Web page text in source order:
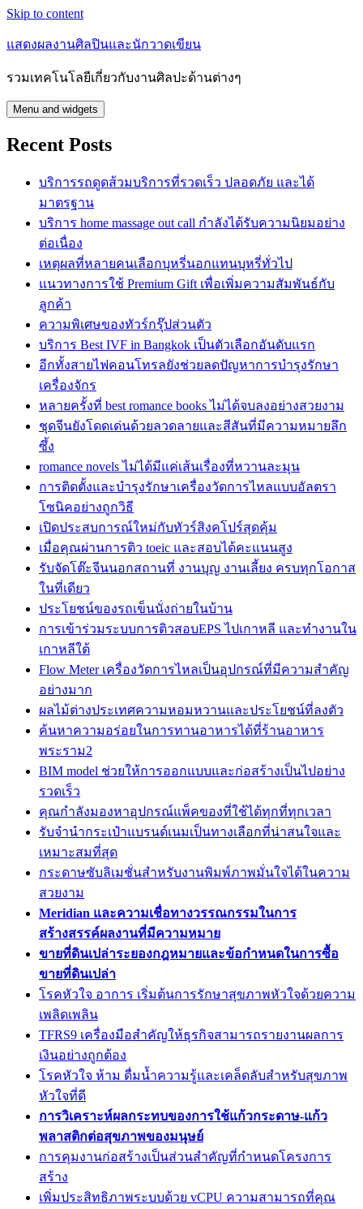
Skip to content
แสดงผลงานศิลปินและนักวาดเขียน
รวมเทคโนโลยีเกี่ยวกับงานศิลปะด้านต่างๆ
Menu and widgets
Recent Posts
บริการรถดูดส้วมบริการที่รวดเร็ว ปลอดภัย และได้
มาตรฐาน
บริการ home massage out call กำลังได้รับความนิยมอย่าง
ต่อเนื่อง
เหตุผลที่หลายคนเลือกบุหรี่นอกแทนบุหรี่ทั่วไป
แนวทางการใช้ Premium Gift เพื่อเพิ่มความสัมพันธ์กับ
ลูกค้า
ความพิเศษของทัวร์กรุ๊ปส่วนตัว
บริการ Best IVF in Bangkok เป็นตัวเลือกอันดับแรก
อีกทั้งสายไฟคอนโทรลยังช่วยลดปัญหาการบำรุงรักษา
เครื่องจักร
หลายครั้งที่ best romance books ไม่ได้จบลงอย่างสวยงาม
ชุดจีนยังโดดเด่นด้วยลวดลายและสีสันที่มีความหมายลึก
ซึ้ง
romance novels ไม่ได้มีแค่เส้นเรื่องที่หวานละมุน
การติดตั้งและบำรุงรักษาเครื่องวัดการไหลแบบอัลตรา
โซนิคอย่างถูกวิธี
เปิดประสบการณ์ใหม่กับทัวร์สิงคโปร์สุดคุ้ม
เมื่อคุณผ่านการติว toeic และสอบได้คะแนนสูง
รับจัดโต๊ะจีนนอกสถานที่ งานบุญ งานเลี้ยง ครบทุกโอกาส
ในที่เดียว
ประโยชน์ของรถเข็นนั่งถ่ายในบ้าน
การเข้าร่วมระบบการติวสอบEPS ไปเกาหลี และทำงานใน
เกาหลีใต้
Flow Meter เครื่องวัดการไหลเป็นอุปกรณ์ที่มีความสำคัญ
อย่างมาก
ผลไม้ต่างประเทศความหอมหวานและประโยชน์ที่ลงตัว
ค้นหาความอร่อยในการทานอาหารได้ที่ร้านอาหาร
พระราม2
BIM model ช่วยให้การออกแบบและก่อสร้างเป็นไปอย่าง
รวดเร็ว
คุณกำลังมองหาอุปกรณ์แพ็คของที่ใช้ได้ทุกที่ทุกเวลา
รับจำนำกระเป๋าแบรนด์เนมเป็นทางเลือกที่น่าสนใจและ
เหมาะสมที่สุด
กระดาษซับลิเมชั่นสำหรับงานพิมพ์ภาพมั่นใจได้ในความ
สวยงาม
Meridian และความเชื่อทางวรรณกรรมในการ
สร้างสรรค์ผลงานที่มีความหมาย
ขายที่ดินเปล่าระยองกฎหมายและข้อกำหนดในการซื้อ
ขายที่ดินเปล่า
โรคหัวใจ อาการ เริ่มต้นการรักษาสุขภาพหัวใจด้วยความ
เพลิดเพลิน
TFRS9 เครื่องมือสำคัญให้ธุรกิจสามารถรายงานผลการ
เงินอย่างถูกต้อง
โรคหัวใจ ห้าม ดื่มน้ำความรู้และเคล็ดลับสำหรับสุขภาพ
หัวใจที่ดี
การวิเคราะห์ผลกระทบของการใช้แก้วกระดาษ-แก้ว
พลาสติกต่อสุขภาพของมนุษย์
การคุมงานก่อสร้างเป็นส่วนสำคัญที่กำหนดโครงการ
สร้าง
เพิ่มประสิทธิภาพระบบด้วย vCPU ความสามารถที่คุณ